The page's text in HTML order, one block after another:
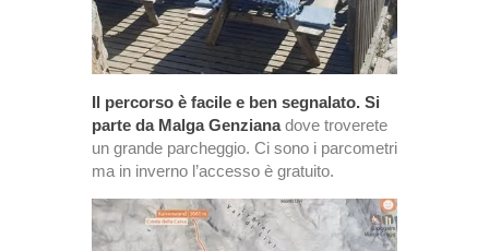
Il percorso è facile e ben segnalato. Si
parte da Malga Genzianadove troverete
un grande parcheggio. Ci sono i parcometri
ma in inverno l’accesso è gratuito.